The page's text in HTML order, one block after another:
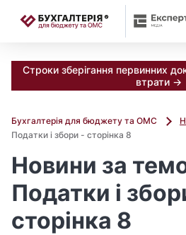
Строки зберігання первинних
втрати →
Бухгалтерія для бюджету та ОМС
Податки і збори - сторінка 8
Новини за
Податки і
сторінка 8